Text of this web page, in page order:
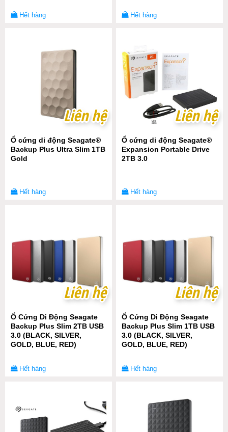
Hết hàng Hết hàng
Liên hệ
Liên hệ
Ổ cứng di động Seagate®
Backup Plus Ultra Slim 1TB
Gold
Hết hàng
Liên hệ
Liên hệ
Ổ cứng di động Seagate®
Expansion Portable Drive
2TB 3.0
Hết hàng
Liên hệ
Liên hệ
Ổ Cứng Di Động Seagate
Backup Plus Slim 2TB USB
3.0 (BLACK, SILVER,
GOLD, BLUE, RED)
Hết hàng
Liên hệ
Liên hệ
Ổ Cứng Di Động Seagate
Backup Plus Slim 1TB USB
3.0 (BLACK, SILVER,
GOLD, BLUE, RED)
Hết hàng